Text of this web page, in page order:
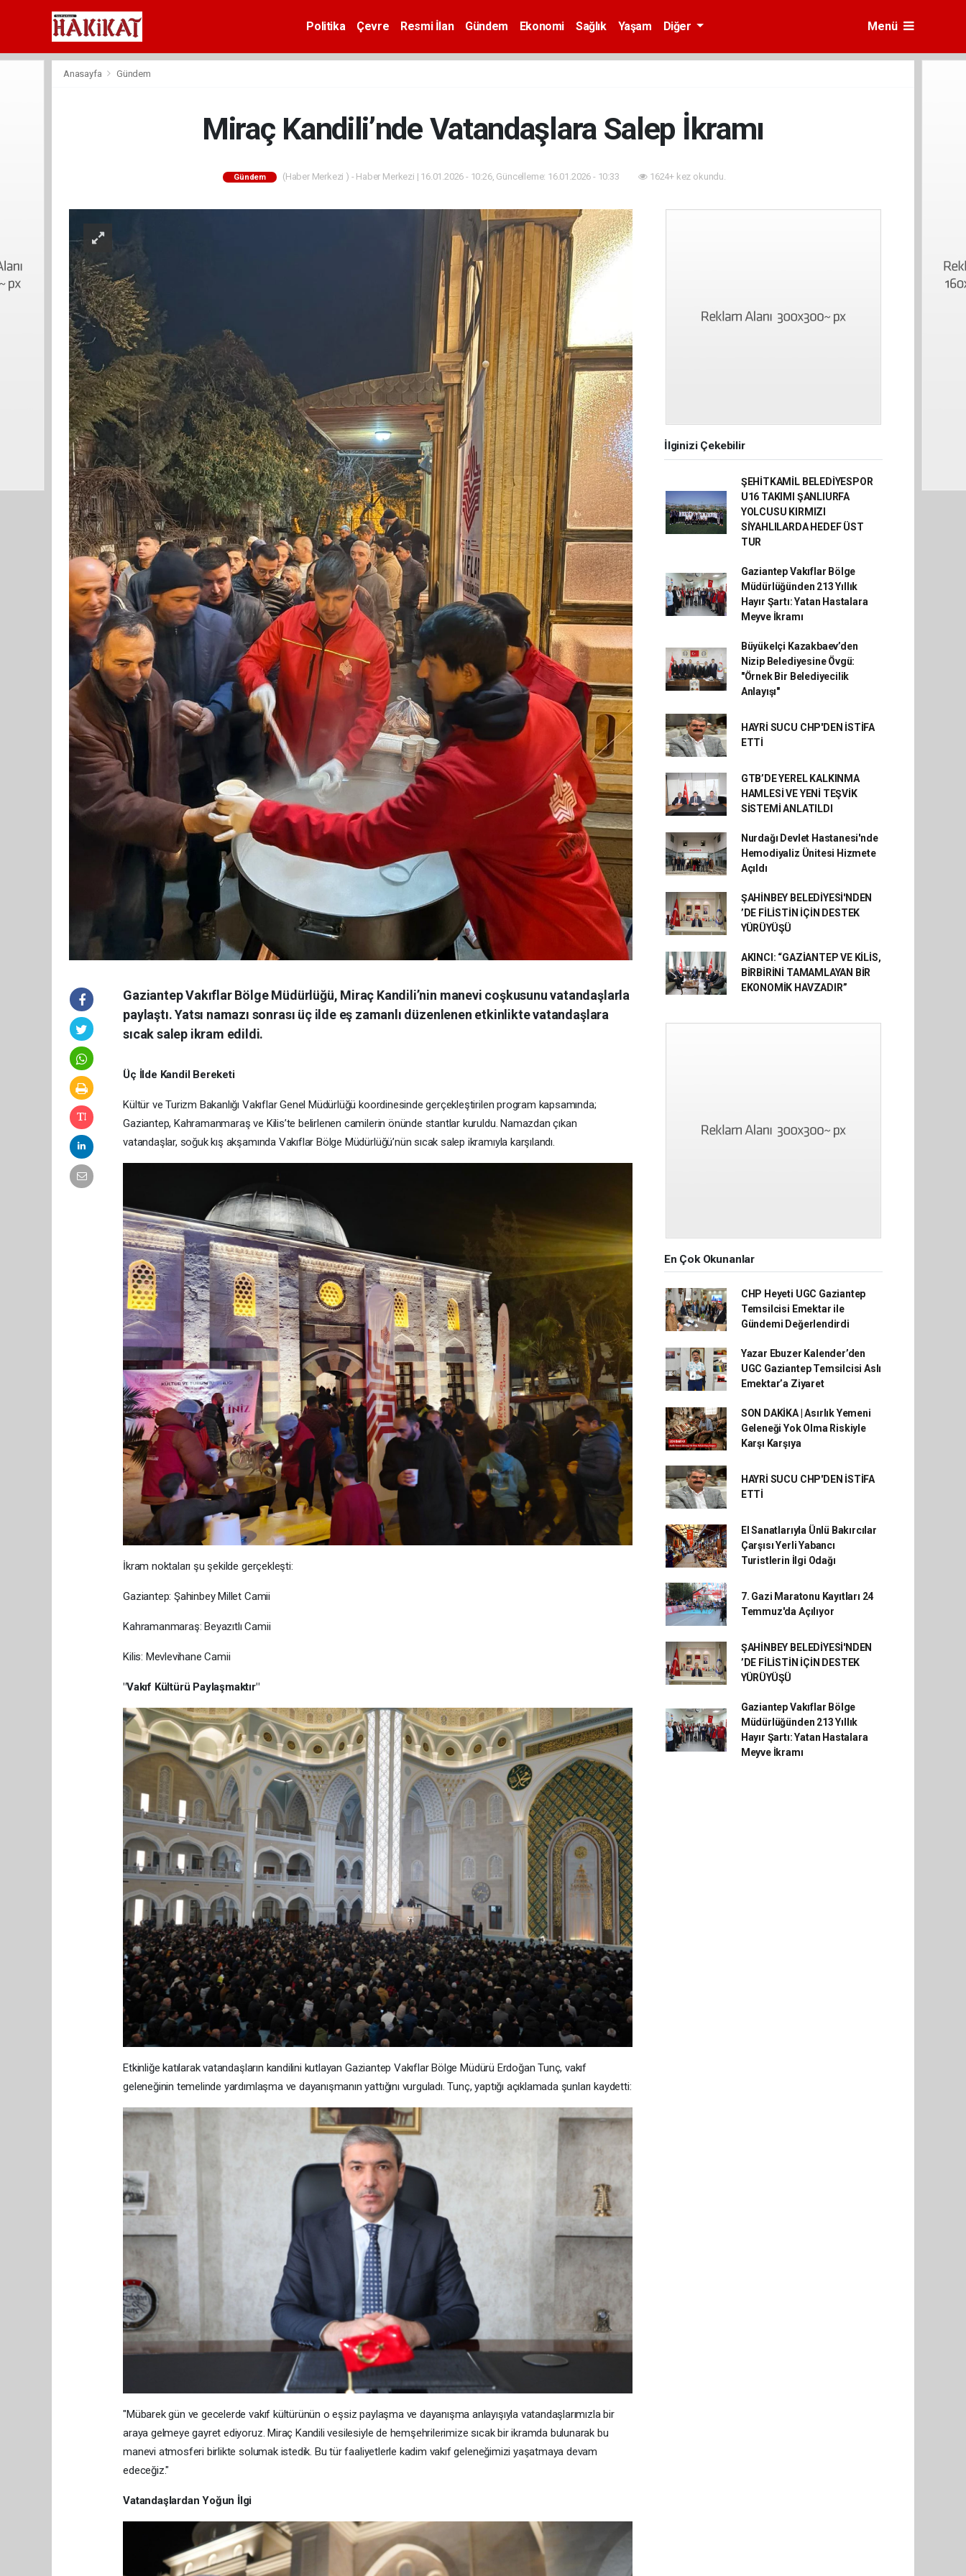
Politika Çevre Resmi İlan Gündem Ekonomi Sağlık Yaşam Diğer Menü
Anasayfa Gündem
Miraç Kandili’nde Vatandaşlara Salep İkramı
Gündem (Haber Merkezi ) - Haber Merkezi | 16.01.2026 - 10:26, Güncelleme: 16.01.2026 - 10:33 1624+ kez okundu.
Gaziantep Vakıflar Bölge Müdürlüğü, Miraç Kandili’nin manevi coşkusunu vatandaşlarla
paylaştı. Yatsı namazı sonrası üç ilde eş zamanlı düzenlenen etkinlikte vatandaşlara
sıcak salep ikram edildi.
Üç İlde Kandil Bereketi
Kültür ve Turizm Bakanlığı Vakıflar Genel Müdürlüğü koordinesinde gerçekleştirilen program kapsamında;
Gaziantep, Kahramanmaraş ve Kilis’te belirlenen camilerin önünde stantlar kuruldu. Namazdan çıkan
vatandaşlar, soğuk kış akşamında Vakıflar Bölge Müdürlüğü’nün sıcak salep ikramıyla karşılandı.
İkram noktaları şu şekilde gerçekleşti:
Gaziantep: Şahinbey Millet Camii
Kahramanmaraş: Beyazıtlı Camii
Kilis: Mevlevihane Camii
"Vakıf Kültürü Paylaşmaktır"
Etkinliğe katılarak vatandaşların kandilini kutlayan Gaziantep Vakıflar Bölge Müdürü Erdoğan Tunç, vakıf
geleneğinin temelinde yardımlaşma ve dayanışmanın yattığını vurguladı. Tunç, yaptığı açıklamada şunları kaydetti:
"Mübarek gün ve gecelerde vakıf kültürünün o eşsiz paylaşma ve dayanışma anlayışıyla vatandaşlarımızla bir
araya gelmeye gayret ediyoruz. Miraç Kandili vesilesiyle de hemşehrilerimize sıcak bir ikramda bulunarak bu
manevi atmosferi birlikte solumak istedik. Bu tür faaliyetlerle kadim vakıf geleneğimizi yaşatmaya devam
edeceğiz."
Vatandaşlardan Yoğun İlgi
İlginizi Çekebilir
ŞEHİTKAMİL BELEDİYESPOR
U16 TAKIMI ŞANLIURFA
YOLCUSU KIRMIZI
SİYAHLILARDA HEDEF ÜST
TUR
Gaziantep Vakıflar Bölge
Müdürlüğünden 213 Yıllık
Hayır Şartı: Yatan Hastalara
Meyve İkramı
Büyükelçi Kazakbaev’den
Nizip Belediyesine Övgü:
"Örnek Bir Belediyecilik
Anlayışı"
HAYRİ SUCU CHP'DEN İSTİFA
ETTİ
GTB’DE YEREL KALKINMA
HAMLESİ VE YENİ TEŞVİK
SİSTEMİ ANLATILDI
Nurdağı Devlet Hastanesi'nde
Hemodiyaliz Ünitesi Hizmete
Açıldı
ŞAHİNBEY BELEDİYESİ'NDEN
’DE FİLİSTİN İÇİN DESTEK
YÜRÜYÜŞÜ
AKINCI: “GAZİANTEP VE KİLİS,
BİRBİRİNİ TAMAMLAYAN BİR
EKONOMİK HAVZADIR”
En Çok Okunanlar
CHP Heyeti UGC Gaziantep
Temsilcisi Emektar ile
Gündemi Değerlendirdi
Yazar Ebuzer Kalender’den
UGC Gaziantep Temsilcisi Aslı
Emektar’a Ziyaret
SON DAKİKA | Asırlık Yemeni
Geleneği Yok Olma Riskiyle
Karşı Karşıya
HAYRİ SUCU CHP'DEN İSTİFA
ETTİ
El Sanatlarıyla Ünlü Bakırcılar
Çarşısı Yerli Yabancı
Turistlerin İlgi Odağı
7. Gazi Maratonu Kayıtları 24
Temmuz'da Açılıyor
ŞAHİNBEY BELEDİYESİ'NDEN
’DE FİLİSTİN İÇİN DESTEK
YÜRÜYÜŞÜ
Gaziantep Vakıflar Bölge
Müdürlüğünden 213 Yıllık
Hayır Şartı: Yatan Hastalara
Meyve İkramı